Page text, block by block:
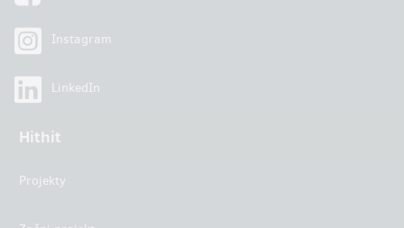
Instagram
LinkedIn
Hithit
Projekty